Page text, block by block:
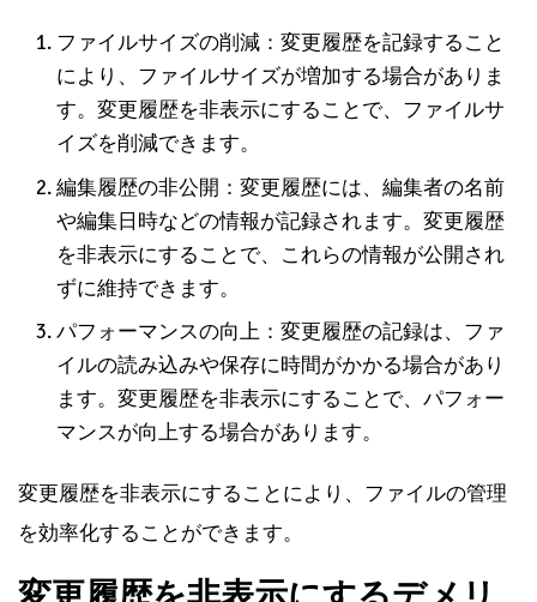
ファイルサイズの削減：変更履歴を記録すること
により、ファイルサイズが増加する場合がありま
す。変更履歴を非表示にすることで、ファイルサ
イズを削減できます。
編集履歴の非公開：変更履歴には、編集者の名前
や編集日時などの情報が記録されます。変更履歴
を非表示にすることで、これらの情報が公開され
ずに維持できます。
パフォーマンスの向上：変更履歴の記録は、ファ
イルの読み込みや保存に時間がかかる場合があり
ます。変更履歴を非表示にすることで、パフォー
マンスが向上する場合があります。
変更履歴を非表示にすることにより、ファイルの管理
を効率化することができます。